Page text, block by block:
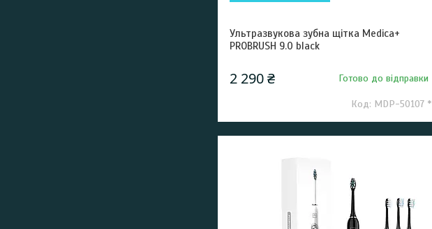
Ультразвукова зубна щітка Medica+
PROBRUSH 9.0 black
2 290 ₴ Готово до відправки
MDP-50107 *